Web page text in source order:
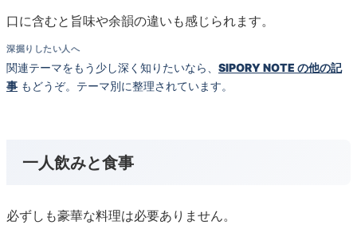
口に含むと旨味や余韻の違いも感じられます。
深掘りしたい人へ
関連テーマをもう少し深く知りたいなら、 SIPORY NOTE の他の記
事 もどうぞ。テーマ別に整理されています。
一人飲みと食事
必ずしも豪華な料理は必要ありません。